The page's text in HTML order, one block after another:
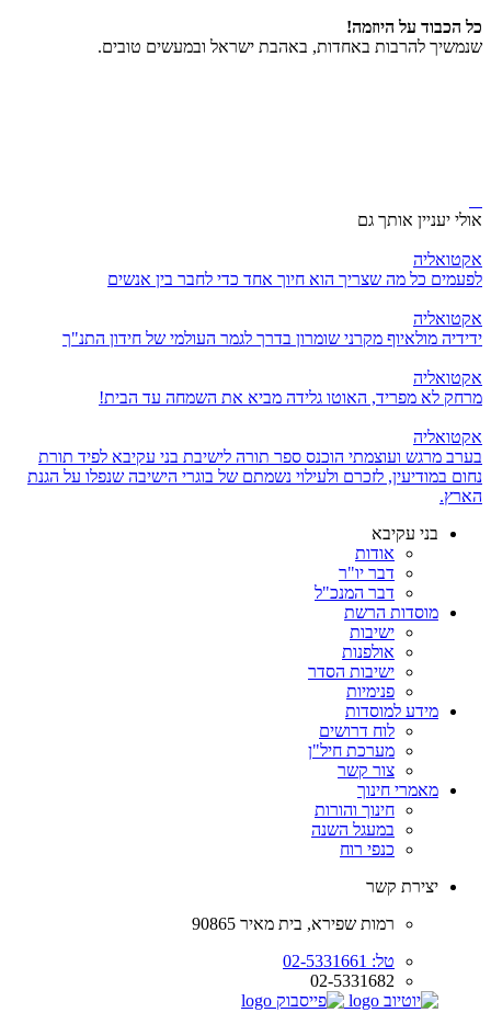
כל הכבוד על היוזמה!
שנמשיך להרבות באחדות, באהבת ישראל ובמעשים טובים.
אולי יעניין אותך גם
אקטואליה
לפעמים כל מה שצריך הוא חיוך אחד כדי לחבר בין אנשים
אקטואליה
ידידיה מולאיוף מקרני שומרון בדרך לגמר העולמי של חידון התנ"ך
אקטואליה
מרחק לא מפריד, האוטו גלידה מביא את השמחה עד הבית!
אקטואליה
בערב מרגש ועוצמתי הוכנס ספר תורה לישיבת בני עקיבא לפיד תורת
נחום במודיעין, לזכרם ולעילוי נשמתם של בוגרי הישיבה שנפלו על הגנת
הארץ.
בני עקיבא
אודות
דבר יו"ר
דבר המנכ"ל
מוסדות הרשת
ישיבות
אולפנות
ישיבות הסדר
פנימיות
מידע למוסדות
לוח דרושים
מערכת חיל"ן
צור קשר
מאמרי חינוך
חינוך והורות
במעגל השנה
כנפי רוח
יצירת קשר
רמות שפירא, בית מאיר 90865
טל: 02-5331661
02-5331682